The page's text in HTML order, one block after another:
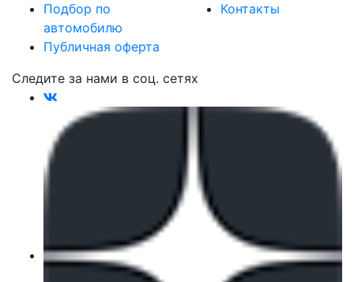
Подбор по
автомобилю
Публичная оферта
Контакты
Следите за нами в соц. сетях